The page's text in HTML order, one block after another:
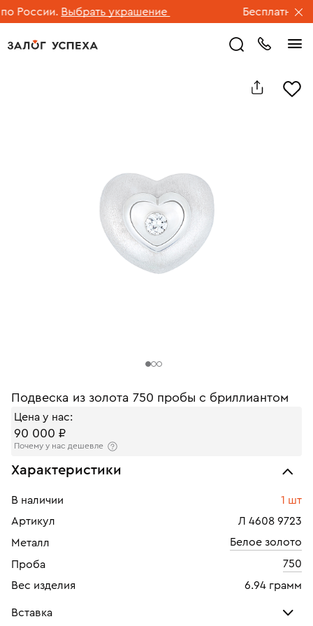
России. Выбрать украшение Бесплатная
Подвеска из золота 750 пробы с бриллиантом
Цена у нас:
90 000 ₽
Почему у нас дешевле
Характеристики
В наличии
1 шт
Артикул
Л 4608 9723
Металл
Белое золото
Проба
750
Вес изделия
6.94 грамм
Вставка